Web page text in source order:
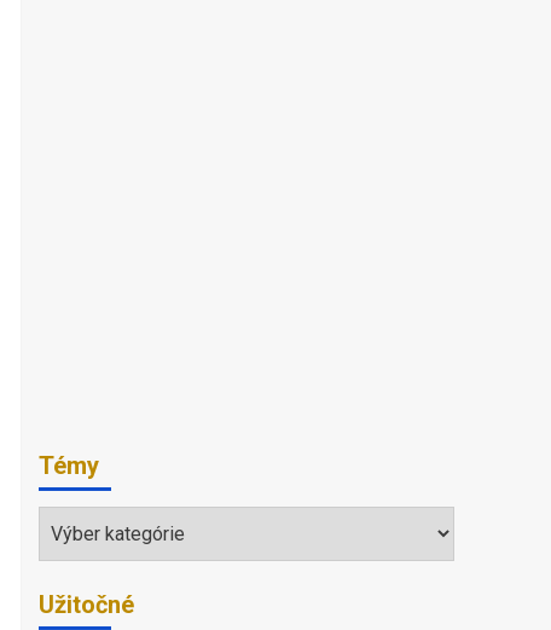
Témy
Témy
Užitočné